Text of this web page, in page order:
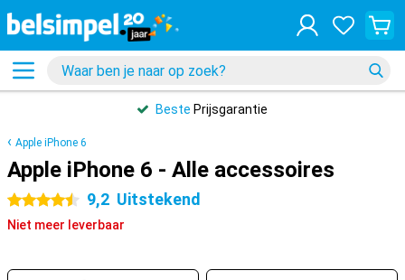
Beste Prijsgarantie
Apple iPhone 6
Apple iPhone 6 - Alle accessoires
4.5 sterren 9,2 Uitstekend
Niet meer leverbaar